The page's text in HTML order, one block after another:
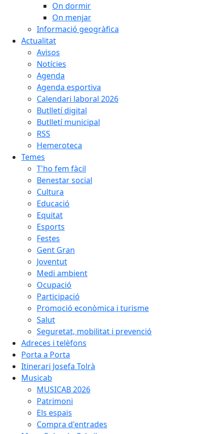
On dormir
On menjar
Informació geogràfica
Actualitat
Avisos
Notícies
Agenda
Agenda esportiva
Calendari laboral 2026
Butlletí digital
Butlletí municipal
RSS
Hemeroteca
Temes
T'ho fem fàcil
Benestar social
Cultura
Educació
Equitat
Esports
Festes
Gent Gran
Joventut
Medi ambient
Ocupació
Participació
Promoció econòmica i turisme
Salut
Seguretat, mobilitat i prevenció
Adreces i telèfons
Porta a Porta
Itinerari Josefa Tolrà
Musicab
MUSICAB 2026
Patrimoni
Els espais
Compra d'entrades